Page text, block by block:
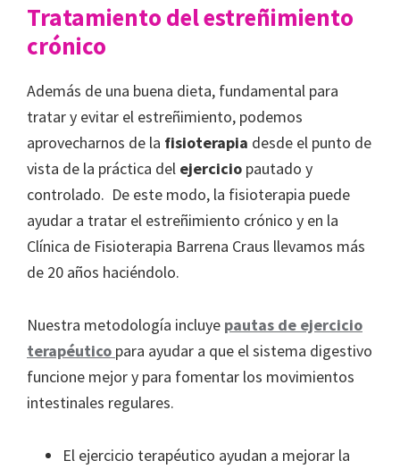
Tratamiento del estreñimiento
crónico
Además de una buena dieta, fundamental para
tratar y evitar el estreñimiento, podemos
aprovecharnos de la fisioterapia desde el punto de
vista de la práctica del ejercicio pautado y
controlado. De este modo, la fisioterapia puede
ayudar a tratar el estreñimiento crónico y en la
Clínica de Fisioterapia Barrena Craus llevamos más
de 20 años haciéndolo.
Nuestra metodología incluye pautas de ejercicio
terapéutico para ayudar a que el sistema digestivo
funcione mejor y para fomentar los movimientos
intestinales regulares.
El ejercicio terapéutico ayudan a mejorar la